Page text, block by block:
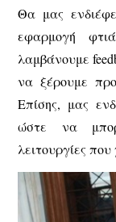
Θα μας
εφαρμογή
λαμβάνουμε
να ξέρουμε
Επίσης, μας
ώστε να
λειτουργίες